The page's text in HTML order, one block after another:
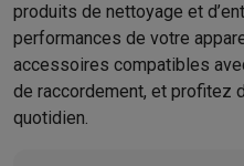
produits de nettoyage et
performances de votre
accessoires compatibles
de raccordement, et profitez
quotidien.